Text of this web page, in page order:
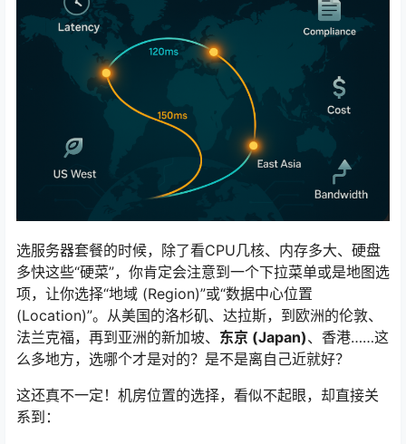
选服务器套餐的时候，除了看CPU几核、内存多大、硬盘
多快这些“硬菜”，你肯定会注意到一个下拉菜单或是地图选
项，让你选择“地域 (Region)”或“数据中心位置
(Location)”。从美国的洛杉矶、达拉斯，到欧洲的伦敦、
法兰克福，再到亚洲的新加坡、 东京 (Japan)、香港……这
么多地方，选哪个才是对的？是不是离自己近就好？
这还真不一定！机房位置的选择，看似不起眼，却直接关
系到：